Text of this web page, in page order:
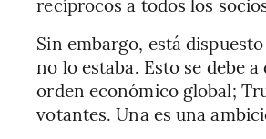
Sin embargo, está
no lo estaba. Esto se debe
orden económico global;
votantes. Una es una